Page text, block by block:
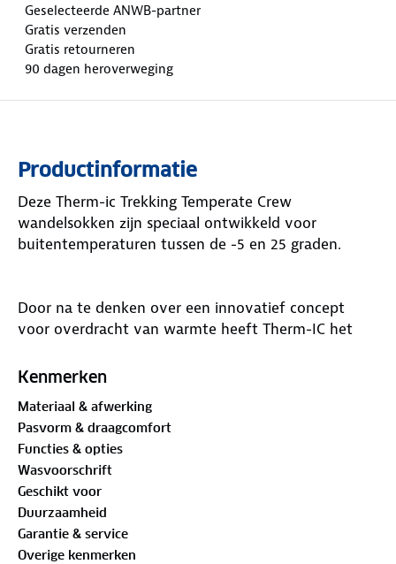
Geselecteerde ANWB-partner
Gratis verzenden
Gratis retourneren
90 dagen heroverweging
Productinformatie
Deze Therm-ic Trekking Temperate Crew
wandelsokken zijn speciaal ontwikkeld voor
buitentemperaturen tussen de -5 en 25 graden.
Door na te denken over een innovatief concept
voor overdracht van warmte heeft Therm-IC het
ontworpen.
Door ventilatie kanalen in verschillende richtingen
aan te brengen in de sok wordt de warmte sneller
afgevoerd. Door het speciale ventilatie systeem
wordt bij elke stap de vochtige warme lucht uit de
voetboog gepompt naar de zijkanten. Hierdoor kan
de warme vochtige lucht ontsnappen en blijft de
voet langer droog.
Kenmerken
Materiaal & afwerking
Pasvorm & draagcomfort
Functies & opties
Wasvoorschrift
Geschikt voor
Duurzaamheid
Garantie & service
Overige kenmerken